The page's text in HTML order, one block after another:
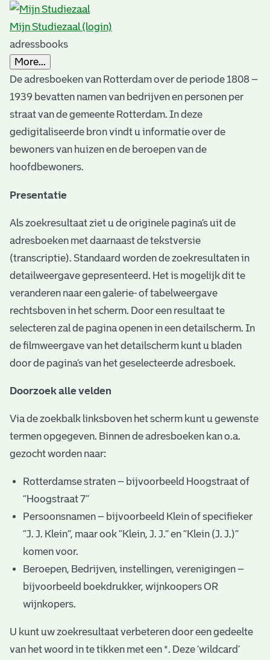
e
s
u
l
t
s
Mijn Studiezaal (login)
adressbooks
More...
De adresboeken van Rotterdam over de periode 1808 –
1939 bevatten namen van bedrijven en personen per
straat van de gemeente Rotterdam. In deze
gedigitaliseerde bron vindt u informatie over de
bewoners van huizen en de beroepen van de
hoofdbewoners.
Presentatie
Als zoekresultaat ziet u de originele pagina’s uit de
adresboeken met daarnaast de tekstversie
(transcriptie). Standaard worden de zoekresultaten in
detailweergave gepresenteerd. Het is mogelijk dit te
veranderen naar een galerie- of tabelweergave
rechtsboven in het scherm. Door een resultaat te
selecteren zal de pagina openen in een detailscherm. In
de filmweergave van het detailscherm kunt u bladen
door de pagina’s van het geselecteerde adresboek.
Doorzoek alle velden
Via de zoekbalk linksboven het scherm kunt u gewenste
termen opgegeven. Binnen de adresboeken kan o.a.
gezocht worden naar:
Rotterdamse straten – bijvoorbeeld Hoogstraat of
“Hoogstraat 7”
Persoonsnamen – bijvoorbeeld Klein of specifieker
“J. J. Klein”, maar ook ”Klein, J. J.” en “Klein (J. J.)”
komen voor.
Beroepen, Bedrijven, instellingen, verenigingen –
bijvoorbeeld boekdrukker, wijnkoopers OR
wijnkopers.
U kunt uw zoekresultaat verbeteren door een gedeelte
van het woord in te tikken met een *. Deze ‘wildcard’